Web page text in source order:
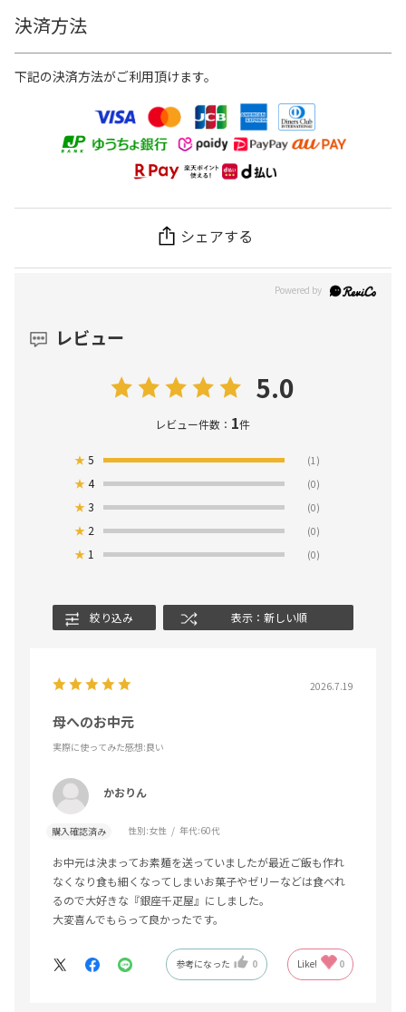
決済方法
下記の決済方法がご利用頂けます。
シェアする
レビュー
5.0
レビュー件数： 1件
★5 (1)
★4 (0)
★3 (0)
★ 2 (0)
★ 1 (0)
絞り込み 表示：新しい順
2026.7.19
母へのお中元
実際に使ってみた感想:良い
かおりん
購入確認済み 性別:女性 年代:60代
お中元は決まってお素麺を送っていましたが最近ご飯も作れ
なくなり食も細くなってしまいお菓子やゼリーなどは食べれ
るので大好きな『銀座千疋屋』にしました。
大変喜んでもらって良かったです。
参考になった 0 Like! 0